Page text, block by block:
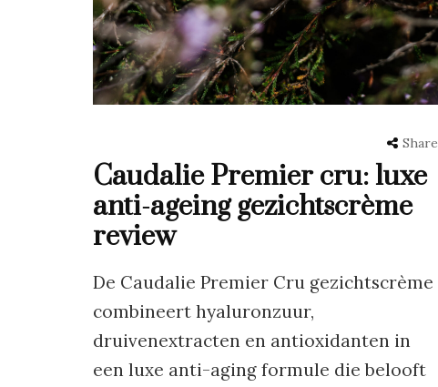
Share
Caudalie Premier cru: luxe
anti-ageing gezichtscrème
review
De Caudalie Premier Cru gezichtscrème
combineert hyaluronzuur,
druivenextracten en antioxidanten in
een luxe anti-aging formule die belooft